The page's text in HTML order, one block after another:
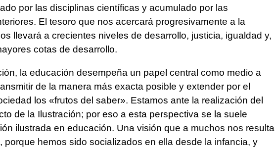
por las disciplinas científicas y acumulado por las
El tesoro que nos acercará progresivamente a la
llevará a crecientes niveles de desarrollo, justicia, igualdad y,
cotas de desarrollo.
la educación desempeña un papel central como medio a
de la manera más exacta posible y extender por el
los «frutos del saber». Estamos ante la realización del
de la Ilustración; por eso a esta perspectiva se la suele
ilustrada en educación. Una visión que a muchos nos resulta
porque hemos sido socializados en ella desde la infancia, y